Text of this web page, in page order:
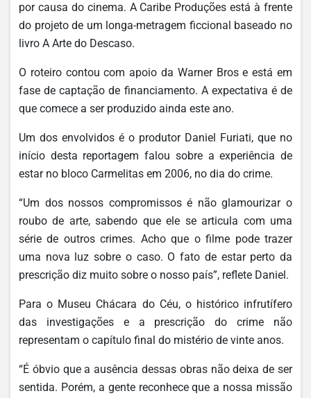
por causa do cinema. A Caribe Produções está à frente
do projeto de um longa-metragem ficcional baseado no
livro A Arte do Descaso.
O roteiro contou com apoio da Warner Bros e está em
fase de captação de financiamento. A expectativa é de
que comece a ser produzido ainda este ano.
Um dos envolvidos é o produtor Daniel Furiati, que no
início desta reportagem falou sobre a experiência de
estar no bloco Carmelitas em 2006, no dia do crime.
“Um dos nossos compromissos é não glamourizar o
roubo de arte, sabendo que ele se articula com uma
série de outros crimes. Acho que o filme pode trazer
uma nova luz sobre o caso. O fato de estar perto da
prescrição diz muito sobre o nosso país”, reflete Daniel.
Para o Museu Chácara do Céu, o histórico infrutífero
das investigações e a prescrição do crime não
representam o capítulo final do mistério de vinte anos.
“É óbvio que a ausência dessas obras não deixa de ser
sentida. Porém, a gente reconhece que a nossa missão